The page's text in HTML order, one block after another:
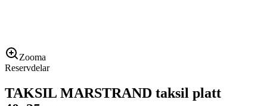
Zooma
Reservdelar
TAKSIL MARSTRAND taksil platt